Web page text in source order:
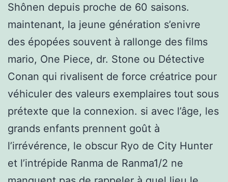
Shônen depuis proche de 60 saisons.
maintenant, la jeune génération s’enivre
des épopées souvent à rallonge des films
mario, One Piece, dr. Stone ou Détective
Conan qui rivalisent de force créatrice pour
véhiculer des valeurs exemplaires tout sous
prétexte que la connexion. si avec l’âge, les
grands enfants prennent goût à
l’irrévérence, le obscur Ryo de City Hunter
et l’intrépide Ranma de Ranma1/2 ne